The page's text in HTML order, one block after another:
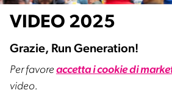
VIDEO 2025
Grazie, Run Generation!
Per favoreaccetta i cookie di
video.